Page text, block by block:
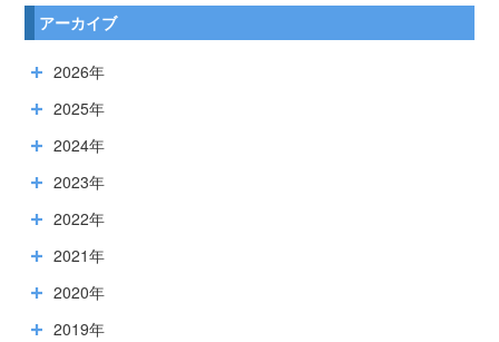
アーカイブ
2026年
2025年
2024年
2023年
2022年
2021年
2020年
2019年